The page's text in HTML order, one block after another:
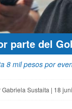
parte del
8 mil pesos por
Gabriela Sustaita | 18